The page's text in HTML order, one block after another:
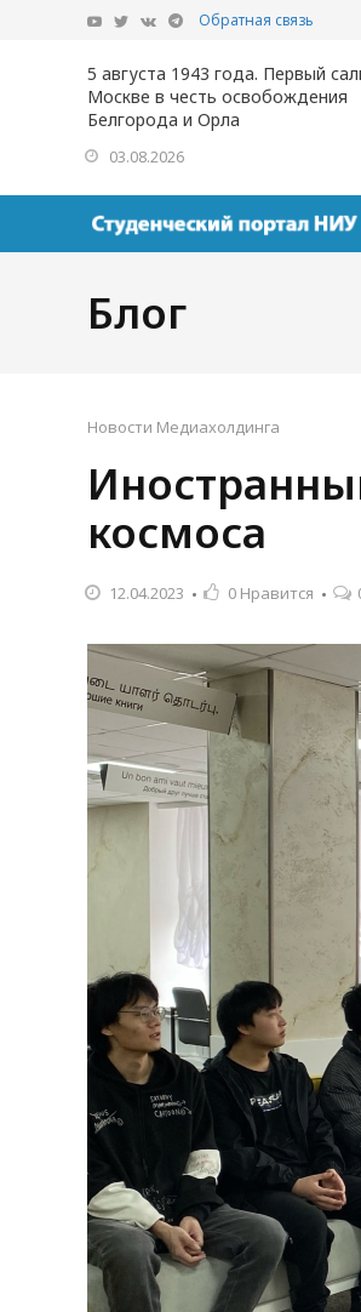
Обратная связь
5 августа 1943 года. Первый
Москве в честь освобождения
Белгорода и Орла
03.08.2026
Блог
Новости Медиахолдинга
космоса
12.04.2023 0 Нравится